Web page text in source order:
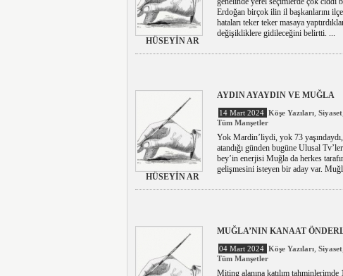
HÜSEYİN AR
Erdoğan birçok ilin il başkanlarını
hataları teker teker masaya
değişikliklere gidileceğini belirtti. ...
HÜSEYİN AR
AYDIN AYAYDIN VE MUĞLA
14 Mart 2024 Köşe Yazıları, Siyaset,
Tüm Manşetler
Yok Mardin’liydi, yok 73
atandığı günden bugüne Ulusal
bey’in enerjisi Muğla da herkes
gelişmesini isteyen bir aday var.
MUĞLA’NIN KANAAT
04 Mart 2024 Köşe Yazıları, Siyaset,
Tüm Manşetler
Miting alanına katılım tahminlerimde